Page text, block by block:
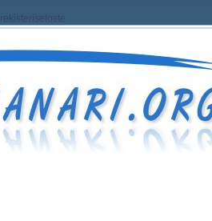
rekisteriseloste